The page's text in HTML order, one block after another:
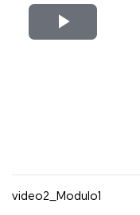
video2_Modulo1